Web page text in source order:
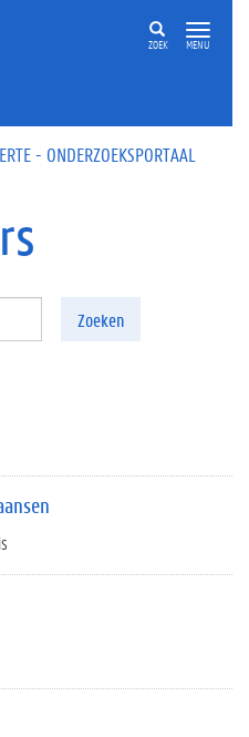
ZOEK MENU
- ONDERZOEKSPORTAAL
Zoeken